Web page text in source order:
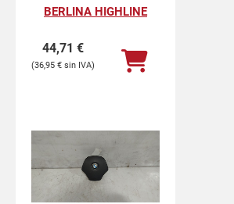
BERLINA HIGHLINE
44,71 €
36,95 €